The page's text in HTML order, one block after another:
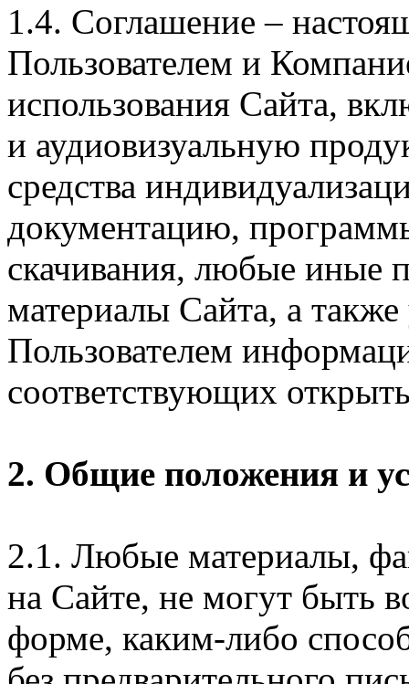
1.4. Соглашение –
Пользователем и
использования Сайта,
и аудиовизуальную
средства
документацию,
скачивания, любые иные
материалы Сайта, а
Пользователем
соответствующих
2. Общие положения и
2.1. Любые материалы,
на Сайте, не могут быть
форме, каким-либо